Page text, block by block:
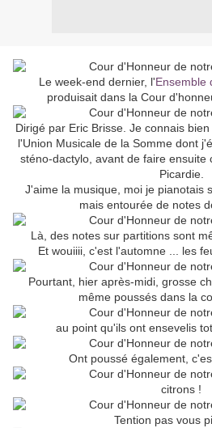
Le week-end dernier, l'Ensemble
produisait dans la Cour
Dirigé par Eric Brisse. Je connais
l'Union Musicale de la Somme dont
sténo-dactylo, avant de faire ensuite
Picardie.
J'aime la musique, moi je pianotais
mais entourée de notes
Là, des notes sur partitions sont
Et wouiiii, c'est l'automne ... les
Pourtant, hier après-midi, grosse
même poussés dans la
au point qu'ils ont ensevelis
Ont poussé également,
citrons !
Tention pas vous